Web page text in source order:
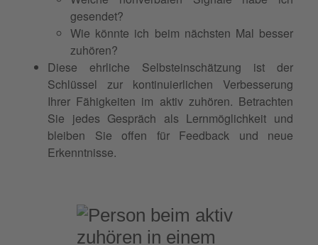
gesendet?
Wie könnte ich beim nächsten Mal besser
zuhören?
Diese ehrliche Selbsteinschätzung ist der
Schlüssel zur kontinuierlichen Verbesserung
Ihrer Fähigkeiten im aktiv zuhören. Betrachten
Sie jedes Gespräch als Lernmöglichkeit und
bleiben Sie offen für Feedback und neue
Erkenntnisse.